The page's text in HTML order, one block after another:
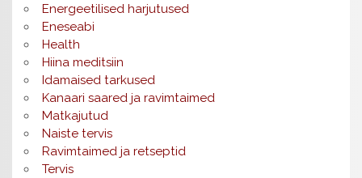
Energeetilised harjutused
Eneseabi
Health
Hiina meditsiin
Idamaised tarkused
Kanaari saared ja ravimtaimed
Matkajutud
Naiste tervis
Ravimtaimed ja retseptid
Tervis